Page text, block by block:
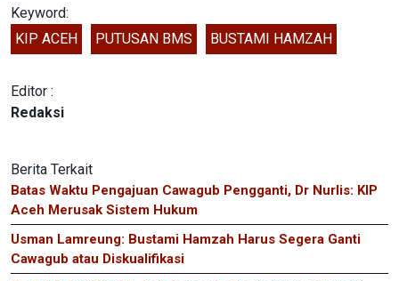
Keyword:
KIP ACEH
PUTUSAN BMS BUSTAMI HAMZAH
Editor :
Redaksi
Berita Terkait
Batas Waktu Pengajuan Cawagub Pengganti, Dr Nurlis: KIP
Aceh Merusak Sistem Hukum
Usman Lamreung: Bustami Hamzah Harus Segera Ganti
Cawagub atau Diskualifikasi